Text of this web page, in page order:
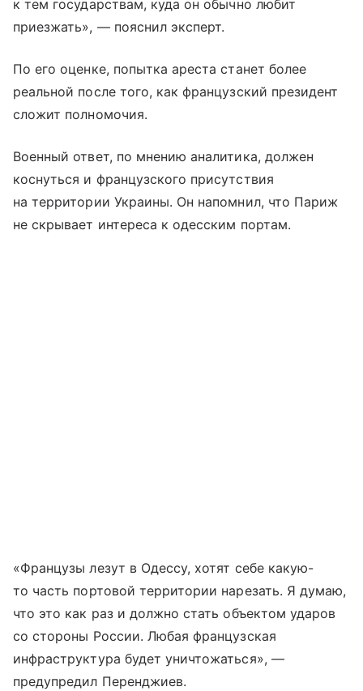
к тем государствам, куда он обычно любит
приезжать», — пояснил эксперт.
По его оценке, попытка ареста станет более
реальной после того, как французский президент
сложит полномочия.
Военный ответ, по мнению аналитика, должен
коснуться и французского присутствия
на территории Украины. Он напомнил, что Париж
не скрывает интереса к одесским портам.
«Французы лезут в Одессу, хотят себе какую-
то часть портовой территории нарезать. Я думаю,
что это как раз и должно стать объектом ударов
со стороны России. Любая французская
инфраструктура будет уничтожаться», —
предупредил Перенджиев.